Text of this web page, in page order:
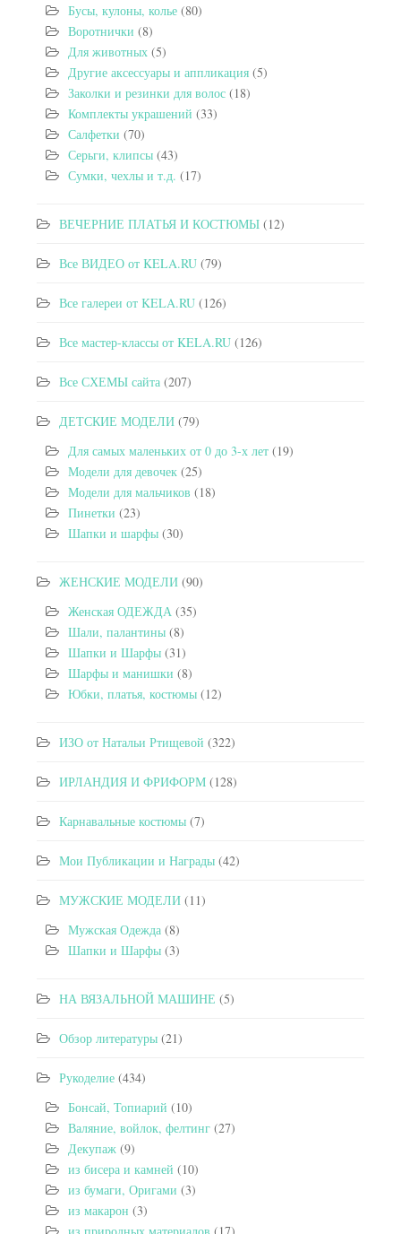
Бусы, кулоны, колье (80)
Воротнички (8)
Для животных (5)
Другие аксессуары и аппликация (5)
Заколки и резинки для волос (18)
Комплекты украшений (33)
Салфетки (70)
Серьги, клипсы (43)
Сумки, чехлы и т.д. (17)
ВЕЧЕРНИЕ ПЛАТЬЯ И КОСТЮМЫ (12)
Все ВИДЕО от KELA.RU (79)
Все галереи от KELA.RU (126)
Все мастер-классы от KELA.RU (126)
Все СХЕМЫ сайта (207)
ДЕТСКИЕ МОДЕЛИ (79)
Для самых маленьких от 0 до 3-х лет (19)
Модели для девочек (25)
Модели для мальчиков (18)
Пинетки (23)
Шапки и шарфы (30)
ЖЕНСКИЕ МОДЕЛИ (90)
Женская ОДЕЖДА (35)
Шали, палантины (8)
Шапки и Шарфы (31)
Шарфы и манишки (8)
Юбки, платья, костюмы (12)
ИЗО от Натальи Ртищевой (322)
ИРЛАНДИЯ И ФРИФОРМ (128)
Карнавальные костюмы (7)
Мои Публикации и Награды (42)
МУЖСКИЕ МОДЕЛИ (11)
Мужская Одежда (8)
Шапки и Шарфы (3)
НА ВЯЗАЛЬНОЙ МАШИНЕ (5)
Обзор литературы (21)
Рукоделие (434)
Бонсай, Топиарий (10)
Валяние, войлок, фелтинг (27)
Декупаж (9)
из бисера и камней (10)
из бумаги, Оригами (3)
из макарон (3)
из природных материалов (17)